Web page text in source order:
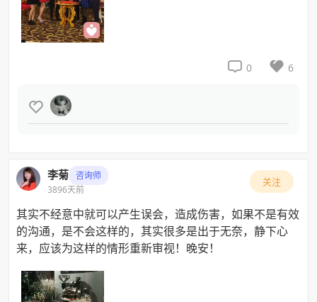
 0  6

李菊
咨询师
3896天前
关注
其实不经意中就可以产生误会，造成伤害，如果不是有效
的沟通，是不会这样的，其实很多是出于无奈，静下心
来，应该为这样的情形重新审视！晚安！